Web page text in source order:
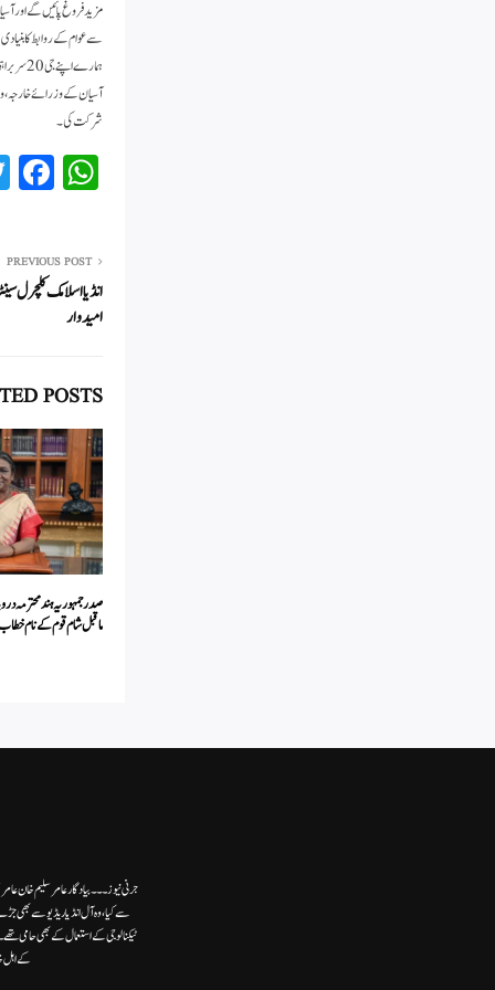
مزید فروغ پائیں گے اور
سے عوام کے روابط کا
ہمارے
آسیان کے وزرائے خارجہ،
شرکت کی۔
W
ha
A
pp
PREVIOUS POST
انڈیا اسلامک کلچرل
امیدوار
POSTS
صدر جمہوریہ ہند محترمہ
ماقبل شام قوم کے نام
جرنی نیوز۔۔۔بیاد گار عامر سلیم خان
سے کیا،وہ آل انڈیا ریڈیوسے بھی
ٹیکنالوجی کے استعمال کے بھی
کے اہل